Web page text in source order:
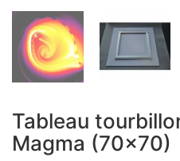
Tableau
Magma (70×70)